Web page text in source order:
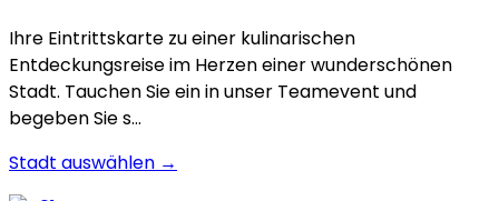
Ihre Eintrittskarte zu einer kulinarischen
Entdeckungsreise im Herzen einer wunderschönen
Stadt. Tauchen Sie ein in unser Teamevent und
begeben Sie s…
Stadt auswählen →